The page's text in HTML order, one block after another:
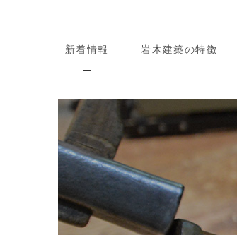
新着情報 岩木建築の特徴